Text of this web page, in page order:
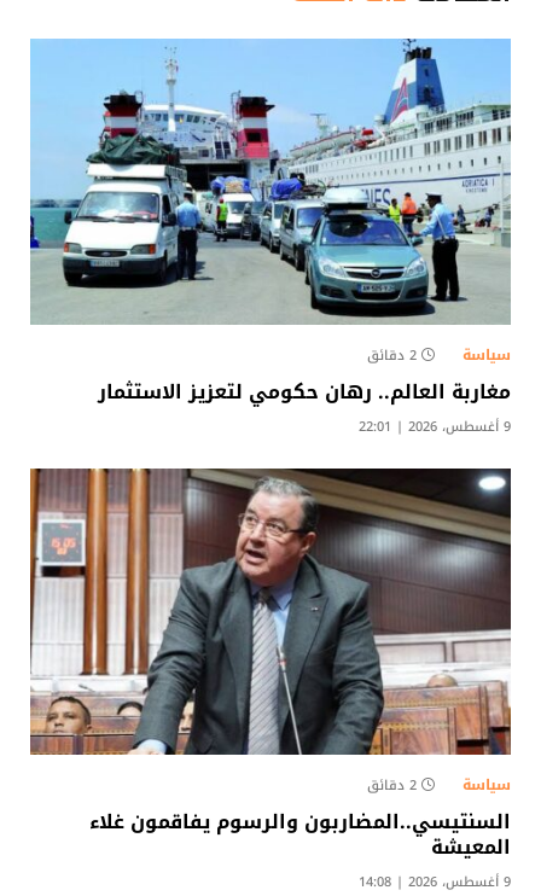
سياسة 2 دقائق
مغاربة العالم.. رهان حكومي لتعزيز الاستثمار
9 أغسطس، 2026 | 22:01
سياسة 2 دقائق
السنتيسي..المضاربون والرسوم يفاقمون غلاء
المعيشة
9 أغسطس، 2026 | 14:08